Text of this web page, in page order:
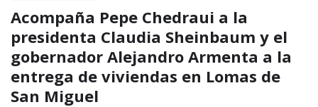
Acompaña Pepe Chedraui a la
presidenta Claudia Sheinbaum y el
gobernador Alejandro Armenta a la
entrega de viviendas en Lomas de
San Miguel